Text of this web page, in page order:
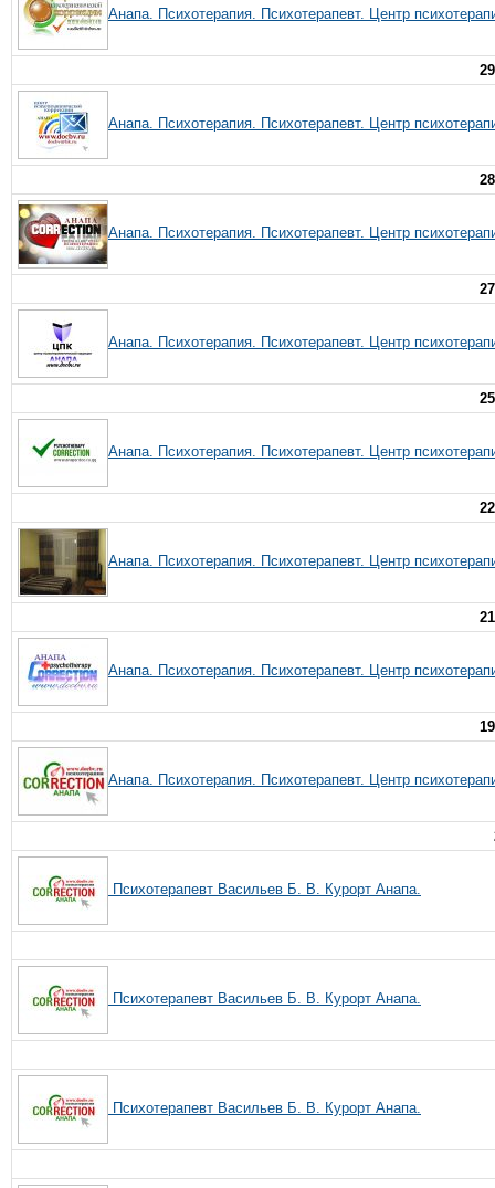
Анапа. Психотерапия. Психотерапевт. Центр
Анапа. Психотерапия. Психотерапевт. Центр
Анапа. Психотерапия. Психотерапевт. Центр
Анапа. Психотерапия. Психотерапевт. Центр
Анапа. Психотерапия. Психотерапевт. Центр
Анапа. Психотерапия. Психотерапевт. Центр
Анапа. Психотерапия. Психотерапевт. Центр
Анапа. Психотерапия. Психотерапевт. Центр
Психотерапевт Васильев Б. В. Курорт Анапа.
Психотерапевт Васильев Б. В. Курорт Анапа.
Психотерапевт Васильев Б. В. Курорт Анапа.